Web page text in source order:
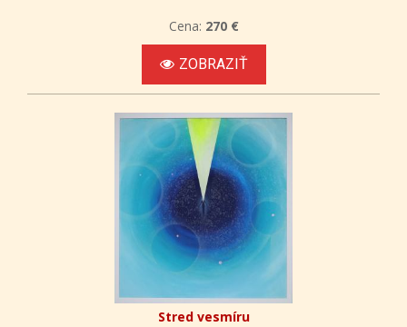
Cena: 270 €
ZOBRAZIŤ
Stred vesmíru